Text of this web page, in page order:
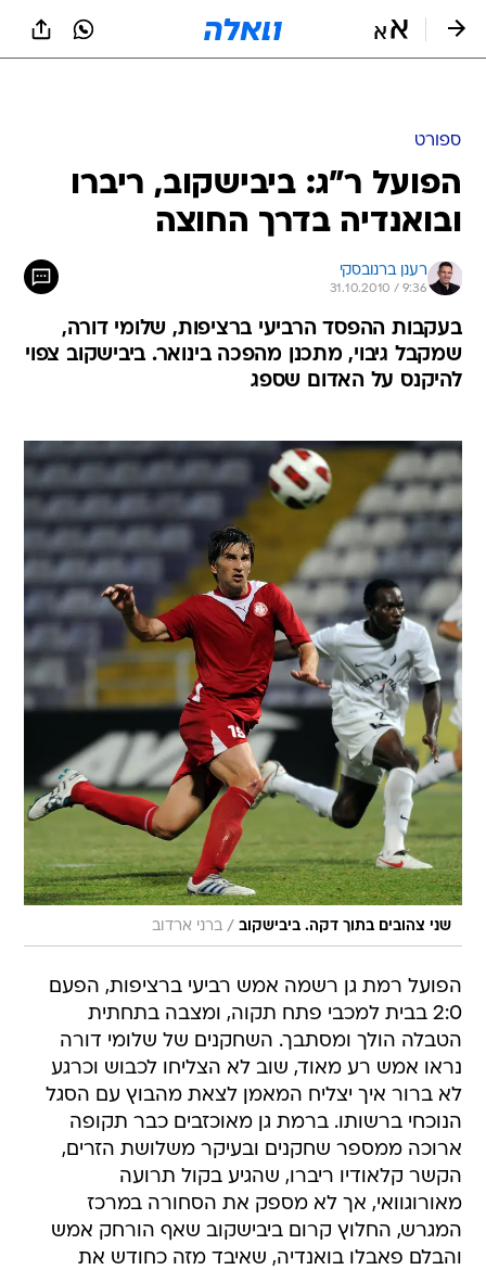
ספורט
הפועל ר"ג: ביבישקוב, ריברו
ובואנדיה בדרך החוצה
רענן ברנובסקי
31.10.2010 / 9:36
בעקבות ההפסד הרביעי ברציפות, שלומי דורה,
שמקבל גיבוי, מתכנן מהפכה בינואר. ביבישקוב צפוי
להיקנס על האדום שספג
שני צהובים בתוך דקה. ביבישקוב / ברני ארדוב
הפועל רמת גן רשמה אמש רביעי ברציפות, הפעם
2:0 בבית למכבי פתח תקוה, ומצבה בתחתית
הטבלה הולך ומסתבך. השחקנים של שלומי דורה
נראו אמש רע מאוד, שוב לא הצליחו לכבוש וכרגע
לא ברור איך יצליח המאמן לצאת מהבוץ עם הסגל
הנוכחי ברשותו. ברמת גן מאוכזבים כבר תקופה
ארוכה ממספר שחקנים ובעיקר משלושת הזרים,
הקשר קלאודיו ריברו, שהגיע בקול תרועה
מאורוגוואי, אך לא מספק את הסחורה במרכז
המגרש, החלוץ קרום ביבישקוב שאף הורחק אמש
והבלם פאבלו בואנדיה, שאיבד מזה כחודש את